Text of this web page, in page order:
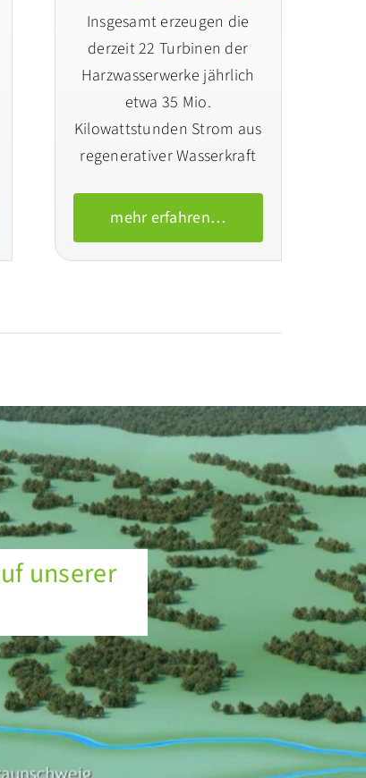
Insgesamt erzeugen die
derzeit 22 Turbinen der
Harzwasserwerke jährlich
etwa 35 Mio.
Kilowattstunden Strom aus
regenerativer Wasserkraft
mehr erfahren…
unserer